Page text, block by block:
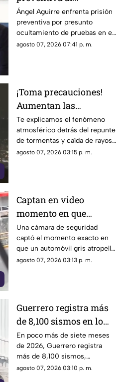
exgobernador Ángel
Aguirre por presunto
ocultamiento de
pruebas en el caso
Ángel Aguirre enfrenta prisión
preventiva por presunto
ocultamiento de pruebas en el
caso de los 43 normalistas de
agosto 07, 2026 07:41 p. m.
¡Toma precauciones!
Aumentan las
tormentas eléctricas y
lluvias intensas en
Acapulco
Te explicamos el fenómeno
atmosférico detrás del repunte
de tormentas y caída de rayos
en el puerto.
agosto 07, 2026 03:15 p. m.
Captan en video
momento en que
vehículo embiste a una
familia en
Chilpancingo
Una cámara de seguridad
captó el momento exacto en
que un automóvil gris atropelló
a una familia que caminaba
agosto 07, 2026 03:13 p. m.
Guerrero registra más
de 8,100 sismos en lo
que va de 2026, el año
con mayor sismicidad
de los últimos cinco
años
En poco más de siete meses
de 2026, Guerrero registra
más de 8,100 sismos,
posicionándose como el año
agosto 07, 2026 03:10 p. m.